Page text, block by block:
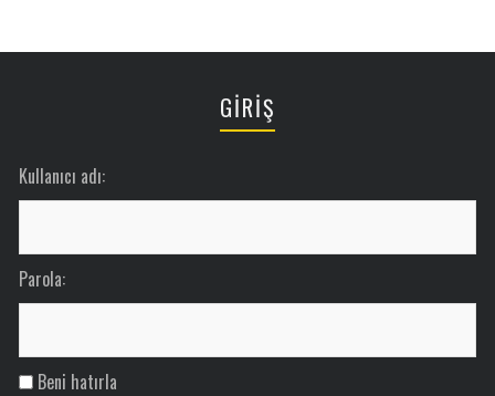
GİRİŞ
Kullanıcı adı:
Parola:
Beni hatırla